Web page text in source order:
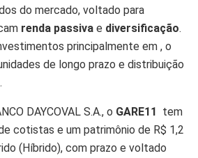
do mercado, voltado para
renda passiva e diversificação.
principalmente em , o
de longo prazo e distribuição
DAYCOVAL S.A., o GARE11 tem
cotistas e um patrimônio de R$ 1,2
(Híbrido), com prazo e voltado